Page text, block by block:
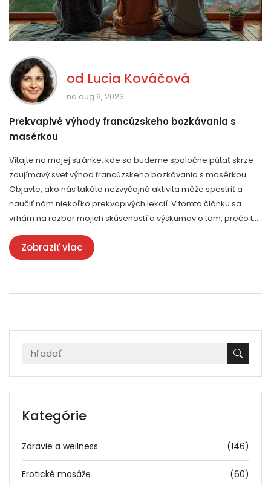
od Lucia Kováčová
na aug 6, 2023
Prekvapivé výhody francúzskeho bozkávania s
masérkou
Vitajte na mojej stránke, kde sa budeme spoločne pútať skrze
zaujímavý svet výhod francúzskeho bozkávania s masérkou.
Objavte, ako nás takáto nezvyčajná aktivita môže spestriť a
naučiť nám niekoľko prekvapivých lekcií. V tomto článku sa
vrhám na rozbor mojich skúseností a výskumov o tom, prečo to
každej žene môže priniesť nečakané výhody. Pripojte sa ku mne
a spoznajte tajomstvo tohto netradičného wellness zážitku.
Zobraziť viac
Kategórie
Zdravie a wellness (146)
Erotické masáže (60)